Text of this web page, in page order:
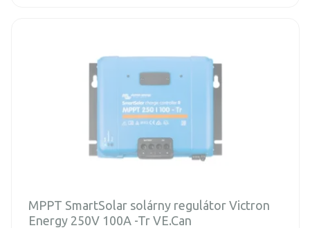
MPPT SmartSolar solárny regulátor Victron
Energy 250V 100A -Tr VE.Can